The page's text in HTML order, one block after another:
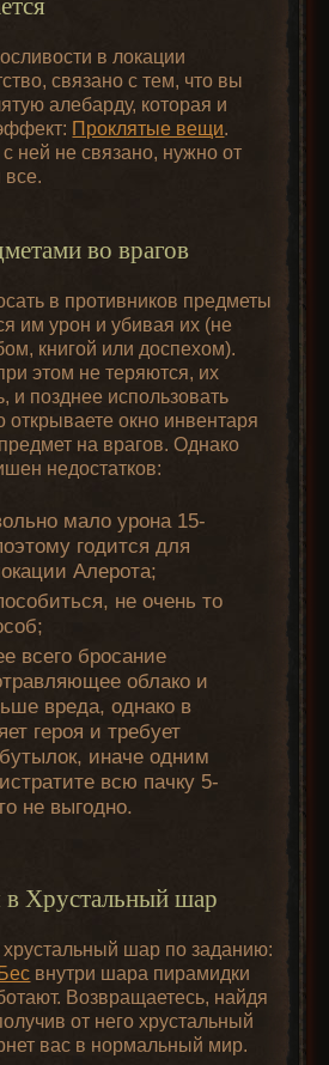
в локации
связано с тем, что вы
алебарду, которая и
Проклятые вещи.
ней не связано, нужно от
все.
во врагов
в противников предметы
им урон и убивая их (не
книгой или доспехом).
этом не теряются, их
и позднее использовать
открываете окно инвентаря
на врагов. Однако
недостатков:
мало урона 15-
годится для
Алерота;
не очень то
всего бросание
облако и
вреда, однако в
героя и требует
иначе одним
всю пачку 5-
не выгодно.
в Хрустальный шар
хрустальный шар по заданию:
внутри шара пирамидки
Возвращаетесь, найдя
от него хрустальный
вас в нормальный мир.